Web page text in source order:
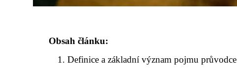
Obsah článku:
Definice a základní význam pojmu průvodce